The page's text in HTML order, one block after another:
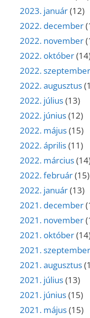
2023. január(12)
2022. december
2022. november
2022. október
2022. szeptember
2022. augusztus
2022. július(13)
2022. június(12)
2022. május(15)
2022. április(11)
2022. március
2022. február(15)
2022. január(13)
2021. december
2021. november
2021. október
2021. szeptember
2021. augusztus
2021. július(13)
2021. június(15)
2021. május(15)